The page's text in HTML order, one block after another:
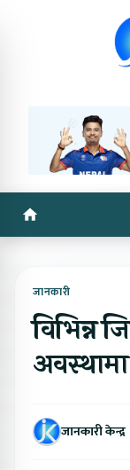
जानकारी
विभिन्न
जानकारी केन्द्र